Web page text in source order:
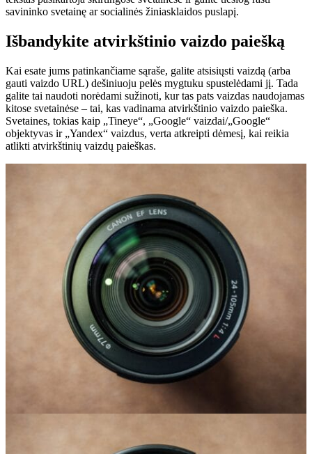
savininko svetainę ar socialinės žiniasklaidos puslapį.
Išbandykite atvirkštinio vaizdo paiešką
Kai esate jums patinkančiame sąraše, galite atsisiųsti vaizdą (arba
gauti vaizdo URL) dešiniuoju pelės mygtuku spustelėdami jį. Tada
galite tai naudoti norėdami sužinoti, kur tas pats vaizdas naudojamas
kitose svetainėse – tai, kas vadinama atvirkštinio vaizdo paieška.
Svetaines, tokias kaip „Tineye“, „Google“ vaizdai/„Google“
objektyvas ir „Yandex“ vaizdus, ​​verta atkreipti dėmesį, kai reikia
atlikti atvirkštinių vaizdų paieškas.